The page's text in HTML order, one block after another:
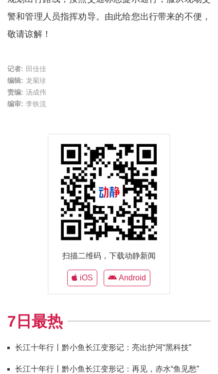
警和管理人员指挥劝导。由此给您出行带来的不便，
敬请谅解！
记者: 田佳佳
编辑: 龙菊珍
责编: 汤成伟
编审: 李铁流
扫描二维码，下载动静新闻
iOS Android
7日最热
长江十年行丨黔小鱼长江变形记：亮出护河“黑科技”
长江十年行丨黔小鱼长江变形记：再见，赤水“鱼见愁”